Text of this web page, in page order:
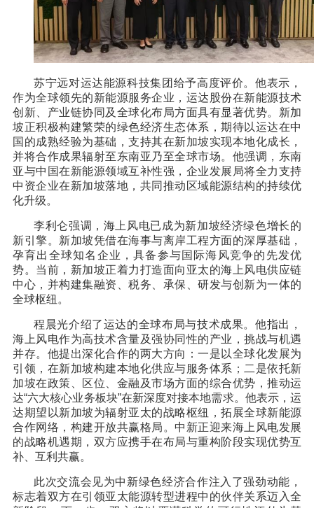
苏宁远对运达能源科技集团给予高度评价。他表示，
作为全球领先的新能源服务企业，运达股份在新能源技术
创新、产业链协同及全球化布局方面具有显著优势。新加
坡正积极构建繁荣的绿色经济生态体系，期待以运达在中
国的成熟经验为基础，支持其在新加坡实现本地化成长，
并将合作成果辐射至东南亚乃至全球市场。他强调，东南
亚与中国在新能源领域互补性强，企业发展局将全力支持
中资企业在新加坡落地，共同推动区域能源结构的持续优
化升级。
李利仑强调，海上风电已成为新加坡经济绿色增长的
新引擎。新加坡凭借在海事与离岸工程方面的深厚基础，
孕育出全球知名企业，具备参与国际海风竞争的先发优
势。当前，新加坡正着力打造面向亚太的海上风电供应链
中心，并构建集融资、税务、承保、研发与创新为一体的
全球枢纽。
程晨光介绍了运达的全球布局与技术成果。他指出，
海上风电作为高技术含量及强协同性的产业，挑战与机遇
并存。他提出深化合作的两大方向：一是以全球化发展为
引领，在新加坡构建本地化供应与服务体系；二是依托新
加坡在政策、区位、金融及市场方面的综合优势，推动运
达“六大核心业务板块”在新深度对接本地需求。他表示，运
达期望以新加坡为辐射亚太的战略枢纽，拓展全球新能源
合作网络，构建开放共赢格局。中新正迎来海上风电发展
的战略机遇期，双方应携手在布局与重构阶段实现优势互
补、互利共赢。
此次交流会见为中新绿色经济合作注入了强劲动能，
标志着双方在引领亚太能源转型进程中的伙伴关系迈入全